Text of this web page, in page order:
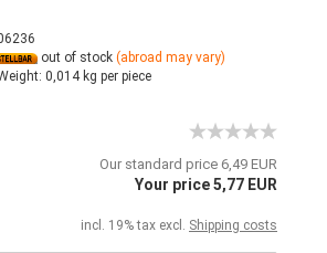
out of stock (abroad may vary)
0,014kg per piece
Our standard price 6,49 EUR
Your price 5,77 EUR
incl. 19% tax excl. Shipping costs